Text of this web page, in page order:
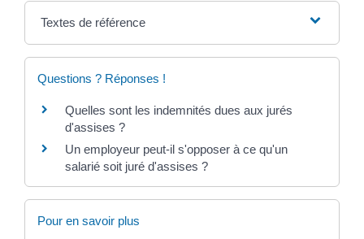
Textes de référence
Questions ? Réponses !
Quelles sont les indemnités dues aux jurés
d'assises ?
Un employeur peut-il s'opposer à ce qu'un
salarié soit juré d'assises ?
Pour en savoir plus